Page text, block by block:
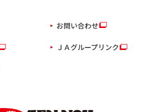
お問い合わせ
ＪＡグループリンク